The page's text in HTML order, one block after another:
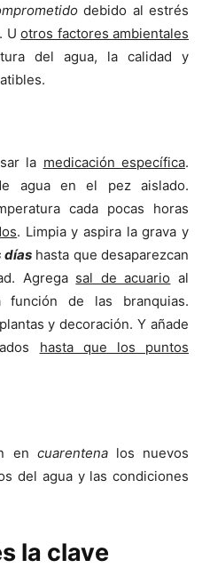
debido al estrés
Uotros factores ambientales
del agua, la calidad y
la medicación específica.
agua en el pez aislado.
cada pocas horas
. Limpia y aspira la grava y
díashasta que desaparezcan
Agrega sal de acuario al
de las branquias.
y decoración. Y añade
hasta que los puntos
en cuarentenalos nuevos
del agua y las condiciones
la clave